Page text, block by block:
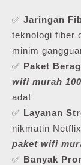
✅ Jaringan
teknologi fiber
minim
✅ Paket
wifi murah
ada!
✅ Layanan
nikmatin
paket wifi
✅ Banyak